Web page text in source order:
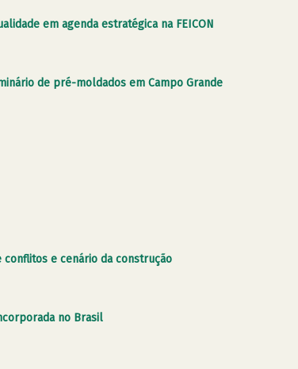
em agenda estratégica na FEICON
de pré-moldados em Campo Grande
e cenário da construção
no Brasil